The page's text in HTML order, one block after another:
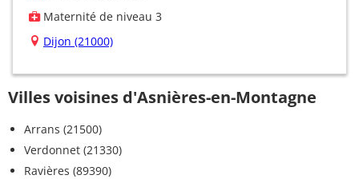
Maternité de niveau 3
Dijon (21000)
Villes voisines d'Asnières-en-Montagne
Arrans (21500)
Verdonnet (21330)
Ravières (89390)